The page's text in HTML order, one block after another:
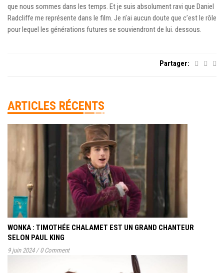
que nous sommes dans les temps. Et je suis absolument ravi que Daniel
Radcliffe me représente dans le film. Je n’ai aucun doute que c’est le rôle
pour lequel les générations futures se souviendront de lui. dessous.
Partager:
ARTICLES RÉCENTS
WONKA : TIMOTHÉE CHALAMET EST UN GRAND CHANTEUR
SELON PAUL KING
9 juin 2024 / 0 Comment